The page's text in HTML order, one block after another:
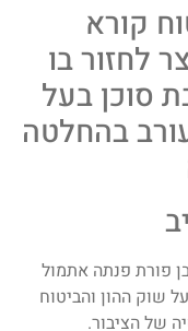
קורא
לחזור בו
סוכן בעל
בהחלטה
פורת פנתה אתמול
שוק ההון והביטוח
של הציבור.